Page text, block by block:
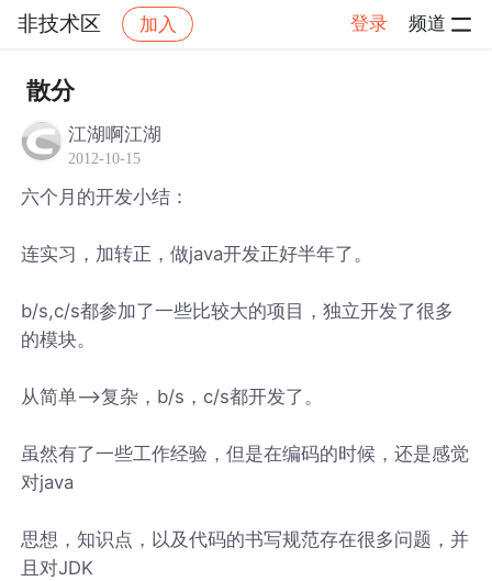
非技术区 加入 登录 频道
社区
散分
江湖啊江湖
2012-10-15
六个月的开发小结：
连实习，加转正，做java开发正好半年了。
b/s,c/s都参加了一些比较大的项目，独立开发了很多
的模块。
从简单-->复杂，b/s，c/s都开发了。
虽然有了一些工作经验，但是在编码的时候，还是感觉
对java
思想，知识点，以及代码的书写规范存在很多问题，并
且对JDK